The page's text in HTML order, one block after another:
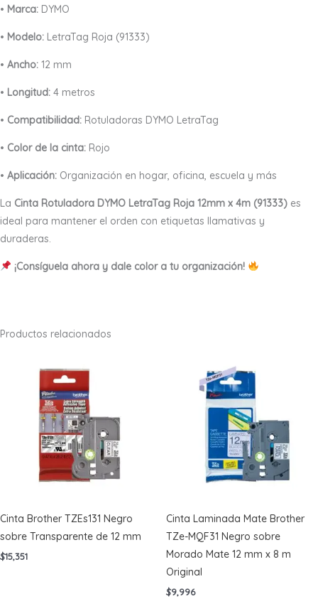
• Marca: DYMO
• Modelo: LetraTag Roja (91333)
• Ancho: 12 mm
• Longitud: 4 metros
• Compatibilidad: Rotuladoras DYMO LetraTag
• Color de la cinta: Rojo
• Aplicación: Organización en hogar, oficina, escuela y más
La Cinta Rotuladora DYMO LetraTag Roja 12mm x 4m (91333) es
ideal para mantener el orden con etiquetas llamativas y
duraderas.
¡Consíguela ahora y dale color a tu organización!
Productos relacionados
Cinta Brother TZEs131 Negro
sobre Transparente de 12 mm
$15,351
Cinta Laminada Mate Brother
TZe-MQF31 Negro sobre
Morado Mate 12 mm x 8 m
Original
$9,996